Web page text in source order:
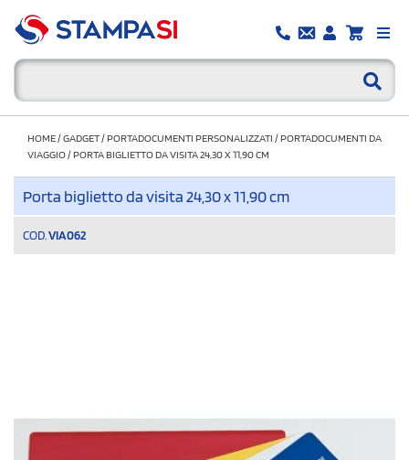
HOME/GADGET/PORTADOCUMENTI PERSONALIZZATI /PORTADOCUMENTI DA
VIAGGIO/PORTA BIGLIETTO DA VISITA 24,30 X 11,90 CM
Porta biglietto da visita 24,30 x 11,90 cm
COD. VIA062